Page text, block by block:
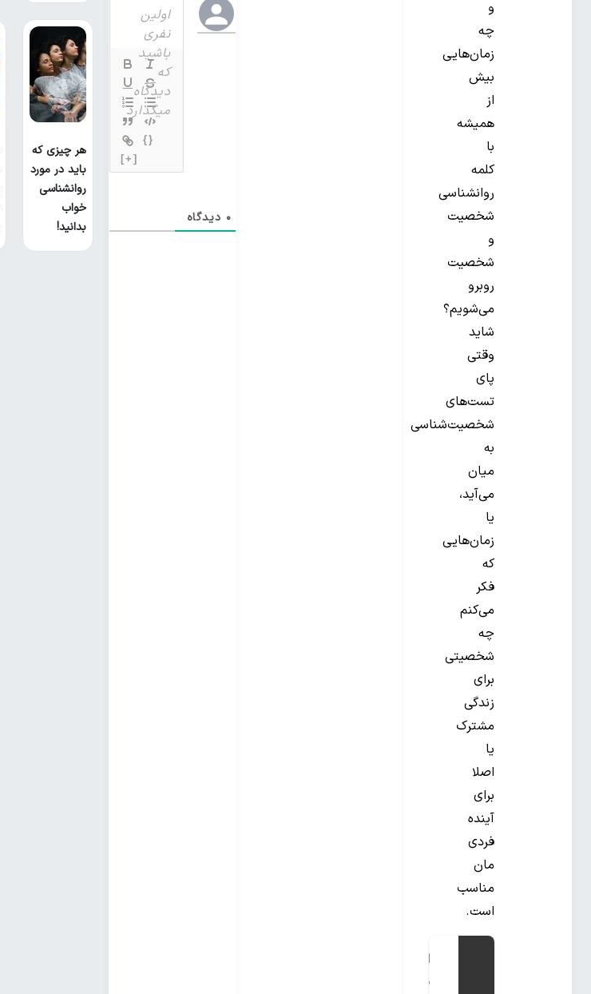
و
چه
زمان‌هایی
بیش
از
همیشه
با
کلمه‌
روانشناسی
شخصیت
و
شخصیت
روبرو
می‌شویم؟
شاید
وقتی
پای
تست‌های
شخصیت‌شناسی
به
میان
می‌آید،
یا
زمان‌هایی
که
فکر
می‌کنم
چه
شخصیتی
برای
زندگی
مشترک
یا
اصلا
برای
آینده
فردی
مان
مناسب
است.
اختلال
شخصیت
{}
[+]
0 دیدگاه
هر چیزی که
باید در مورد
روانشناسی
خواب
بدانید!